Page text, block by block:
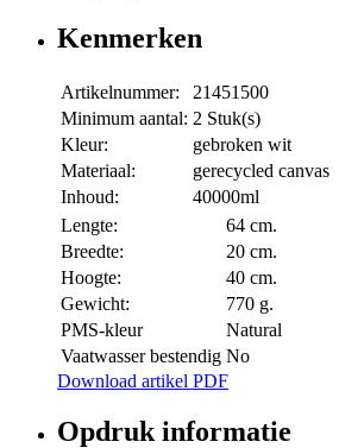
Kenmerken
Artikelnummer:
21451500
Minimum aantal: 2 Stuk(s)
Kleur:
gebroken wit
Materiaal:
gerecycled canvas
Inhoud:
40000ml
Lengte:
64 cm.
Breedte:
20 cm.
Hoogte:
40 cm.
Gewicht:
770 g.
PMS-kleur
Natural
Vaatwasser bestendig No
Download artikel PDF
Opdruk informatie